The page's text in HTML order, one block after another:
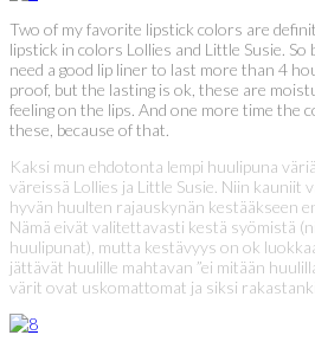
Two of my favorite lipstick colors are
lipstick in colors Lollies and Little Susie.
need a good lip liner to last more than 4
proof, but the lasting is ok, these are
feeling on the lips. And one more time the
these, because of that.
Kaksi mun ehdotonta lempi huulipuna
väreissä Lollies ja Little Susie. Niin kauniit
hyvän huulten rajauskynän kestääkseen
Nämä eivät valitettavasti kestä syömistä
huulipunat), mutta kestävyys on ok
jättävät huulille mahtavan ”ei mitään
värit ovat uskomattomat ja siksi